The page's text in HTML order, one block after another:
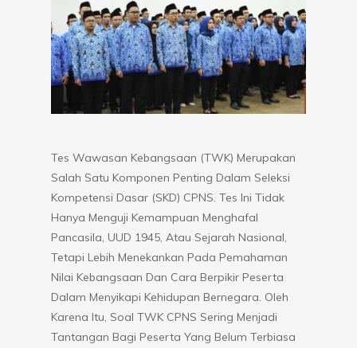
Tes Wawasan Kebangsaan (TWK) Merupakan
Salah Satu Komponen Penting Dalam Seleksi
Kompetensi Dasar (SKD) CPNS. Tes Ini Tidak
Hanya Menguji Kemampuan Menghafal
Pancasila, UUD 1945, Atau Sejarah Nasional,
Tetapi Lebih Menekankan Pada Pemahaman
Nilai Kebangsaan Dan Cara Berpikir Peserta
Dalam Menyikapi Kehidupan Bernegara. Oleh
Karena Itu, Soal TWK CPNS Sering Menjadi
Tantangan Bagi Peserta Yang Belum Terbiasa